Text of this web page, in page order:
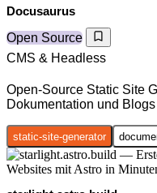
Docusaurus
Open Source
CMS & Headless
Open-Source Static Site
Dokumentation und Blogs
static-site-generator